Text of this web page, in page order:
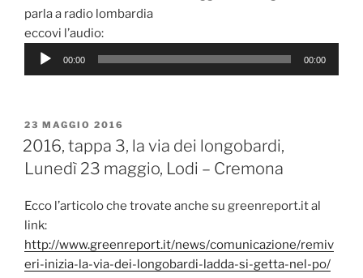
parla a radio lombardia
eccovi l’audio:
Audio
00:00 00:00
PUBBLICATO
IL
23 MAGGIO 2016
2016, tappa 3, la via dei longobardi,
Lunedì 23 maggio, Lodi – Cremona
Ecco l’articolo che trovate anche su greenreport.it al
link:
http://www.greenreport.it/news/comunicazione/remiv
eri-inizia-la-via-dei-longobardi-ladda-si-getta-nel-po/